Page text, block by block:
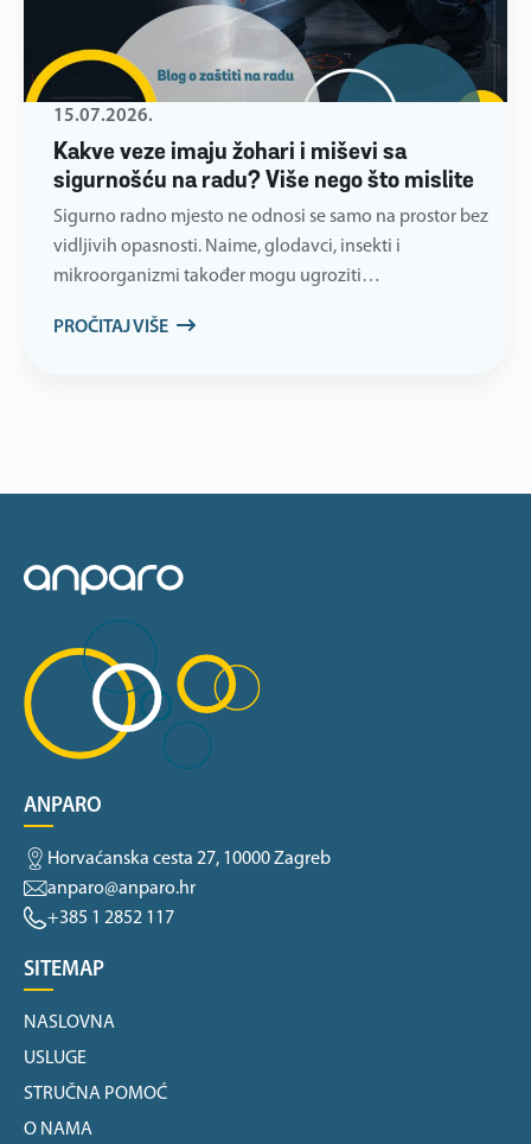
Kakve veze imaju žohari i miševi sa
sigurnošću na radu? Više nego što mislite
15.07.2026.
Sigurno radno mjesto ne odnosi se samo na prostor bez
vidljivih opasnosti. Naime, glodavci, insekti i
mikroorganizmi također mogu ugroziti…
PROČITAJ VIŠE
ANPARO
Horvaćanska cesta 27, 10000 Zagreb
anparo@anparo.hr
+385 1 2852 117
SITEMAP
NASLOVNA
USLUGE
STRUČNA POMOĆ
O NAMA